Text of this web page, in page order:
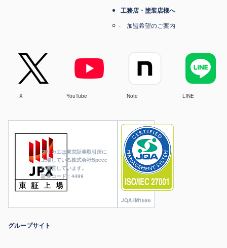
ヌリカエは東京証券取引所に
上場している株式会社Speee
が運営しています。
証券コード：4499
JQA-IM1686
工務店・塗装店様へ
加盟希望のご案内
X YouTube Note LINE
グループサイト